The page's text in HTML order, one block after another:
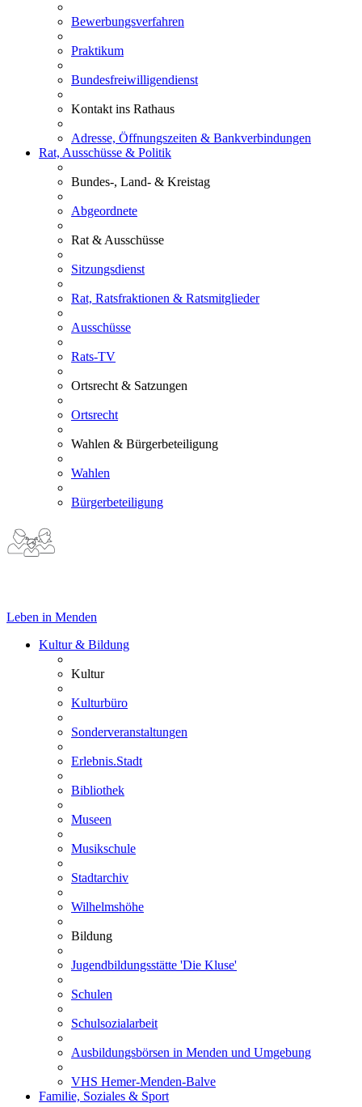
Bewerbungsverfahren
Praktikum
Bundesfreiwilligendienst
Kontakt ins Rathaus
Adresse, Öffnungszeiten & Bankverbindungen
Rat, Ausschüsse & Politik
Bundes-, Land- & Kreistag
Abgeordnete
Rat & Ausschüsse
Sitzungsdienst
Rat, Ratsfraktionen & Ratsmitglieder
Ausschüsse
Rats-TV
Ortsrecht & Satzungen
Ortsrecht
Wahlen & Bürgerbeteiligung
Wahlen
Bürgerbeteiligung
Leben in Menden
Kultur & Bildung
Kultur
Kulturbüro
Sonderveranstaltungen
Erlebnis.Stadt
Bibliothek
Museen
Musikschule
Stadtarchiv
Wilhelmshöhe
Bildung
Jugendbildungsstätte 'Die Kluse'
Schulen
Schulsozialarbeit
Ausbildungsbörsen in Menden und Umgebung
VHS Hemer-Menden-Balve
Familie, Soziales & Sport